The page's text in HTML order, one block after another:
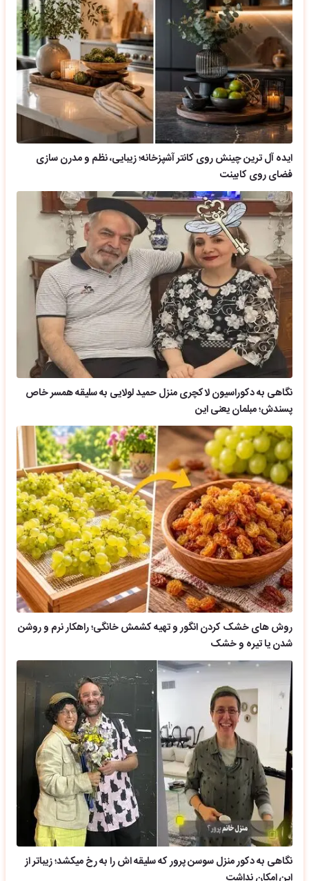
ایده آل ترین چینش روی کانتر آشپزخانه؛ زیبایی، نظم و مدرن سازی
فضای روی کابینت
نگاهی به دکوراسیون لاکچری منزل حمید لولایی به سلیقه همسر خاص
پسندش؛ مبلمان یعنی این
روش های خشک کردن انگور و تهیه کشمش خانگی؛ راهکار نرم و روشن
شدن یا تیره و خشک
نگاهی به دکور منزل سوسن پرور که سلیقه اش را به رخ میکشد؛ زیباتر از